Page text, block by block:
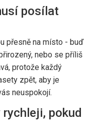
posílat
přesně na místo - buď
nebo se příliš
protože každý
zpět, aby je
neuspokojí.
pokud